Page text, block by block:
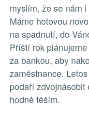
myslím, že se nám
Máme hotovou
na spadnutí, do
Příští rok
za bankou, aby
zaměstnance.
podaří
hodně těším.